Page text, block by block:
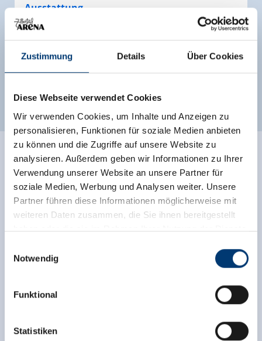
Zustimmung Details Über Cookies
Diese Webseite verwendet Cookies
Wir verwenden Cookies, um Inhalte und Anzeigen zu
personalisieren, Funktionen für soziale Medien anbieten
zu können und die Zugriffe auf unsere Website zu
analysieren. Außerdem geben wir Informationen zu Ihrer
Verwendung unserer Website an unsere Partner für
soziale Medien, Werbung und Analysen weiter. Unsere
Partner führen diese Informationen möglicherweise mit
weiteren Daten zusammen, die Sie ihnen bereitgestellt
haben oder die sie im Rahmen Ihrer Nutzung der Dienste
Rohr 23// A-6280 Zell am Ziller
www.zillertalarena.com
Notwendig
Funktional
Statistiken
Ausstattung
Verfügbarkeitskalender
Weitere Zimmer und Appartements